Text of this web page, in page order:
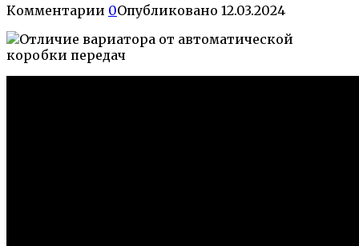
Комментарии 0Опубликовано 12.03.2024